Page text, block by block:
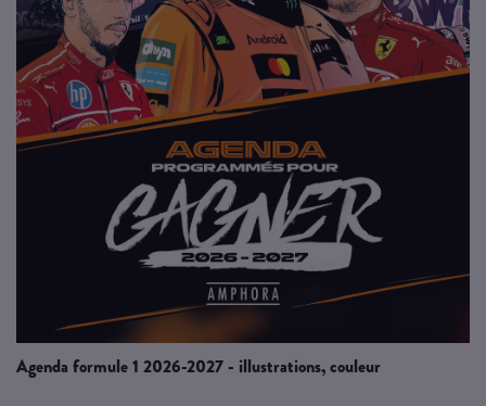
agenda formule 1 2026-2027 - illustrations, couleur